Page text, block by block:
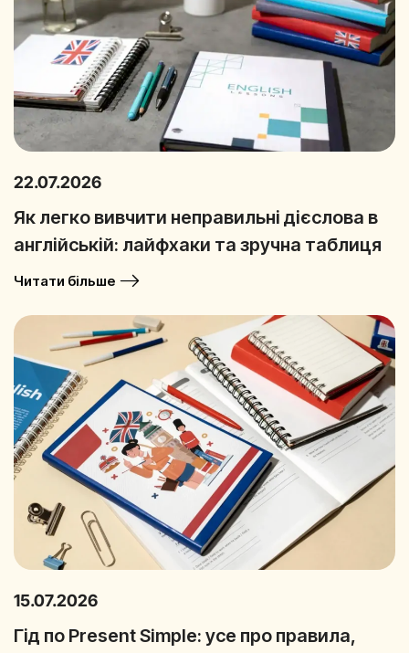
22.07.2026
Як легко вивчити неправильні дієслова в
англійській: лайфхаки та зручна таблиця
Читати більше
15.07.2026
Гід по Present Simple: усе про правила,